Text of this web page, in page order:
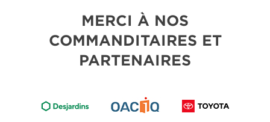
MERCI À NOS
COMMANDITAIRES ET
PARTENAIRES